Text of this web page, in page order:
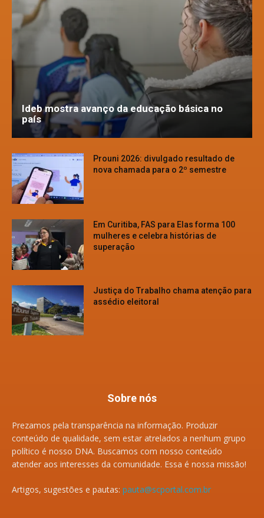
Ideb mostra avanço da educação básica no
país
Prouni 2026: divulgado resultado de
nova chamada para o 2º semestre
Em Curitiba, FAS para Elas forma 100
mulheres e celebra histórias de
superação
Justiça do Trabalho chama atenção para
assédio eleitoral
Sobre nós
Prezamos pela transparência na informação. Produzir
conteúdo de qualidade, sem estar atrelados a nenhum grupo
político é nosso DNA. Buscamos com nosso conteúdo
atender aos interesses da comunidade. Essa é nossa missão!
Artigos, sugestões e pautas: pauta@scportal.com.br